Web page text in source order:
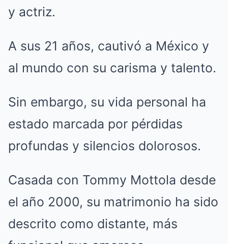
y actriz.
A sus 21 años, cautivó a México y
al mundo con su carisma y talento.
Sin embargo, su vida personal ha
estado marcada por pérdidas
profundas y silencios dolorosos.
Casada con Tommy Mottola desde
el año 2000, su matrimonio ha sido
descrito como distante, más